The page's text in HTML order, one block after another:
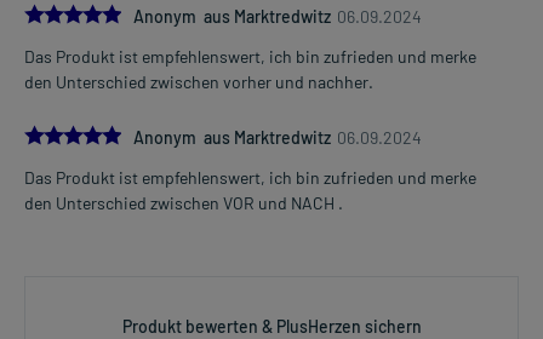
5.0Anonym aus Marktredwitz 06.09.2024
Das Produkt ist empfehlenswert, ich bin zufrieden und merke
den Unterschied zwischen vorher und nachher.
5.0Anonym aus Marktredwitz 06.09.2024
Das Produkt ist empfehlenswert, ich bin zufrieden und merke
den Unterschied zwischen VOR und NACH .
Produkt bewerten & PlusHerzen sichern